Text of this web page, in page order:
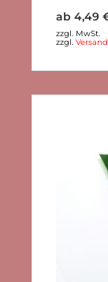
ab 4,49
zzgl. MwSt.
zzgl.